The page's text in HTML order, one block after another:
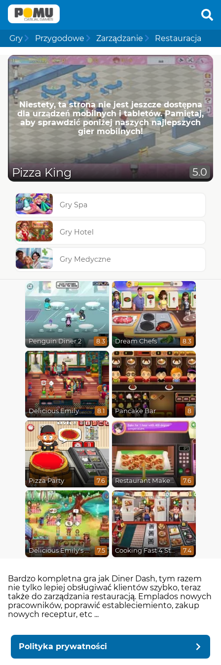
Gry Przygodowe Zarządzanie Restauracja
Niestety, ta strona nie jest jeszcze dostępna
dla urządzeń mobilnych i tabletów. Pamiętaj,
aby sprawdzić poniżej naszych najlepszych
gier mobilnych!
Pizza King 5.0
Gry Spa
Gry Hotel
Gry Medyczne
Penguin Diner 2 8.3 Dream Chefs 8.3
Delicious Emily New Beginning 8.1 Pancake Bar 8
Pizza Party 7.6 Restaurant Makeover 7.6
Delicious Emily's Hopes And Fears 7.5 Cooking Fast 4 Steak 7.4
Bardzo kompletna gra jak Diner Dash, tym razem
nie tylko lepiej obsługiwać klientów szybko, teraz
także do zarządzania restauracją. Emplados nowych
pracowników, poprawić estableciemiento, zakup
nowych receptur, etc ...
Polityka prywatności